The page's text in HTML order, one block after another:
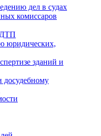
дел в судах
комиссаров
ДТП
юридических,
зданий и
досудебному